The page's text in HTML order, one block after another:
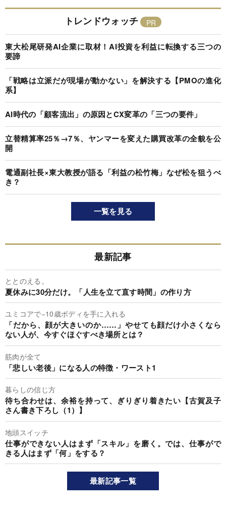
トレンドウォッチ
東大松尾研発AI企業に取材！AI投資を利益に転換する三つの
要諦
「戦略は立派だが現場が動かない」を解決する【PMOの進化
系】
AI時代の「顧客流出」の原因とCX変革の「三つの要件」
立替精算率25％→7％、ヤンマーを変えた購買改革の全貌を公
開
電通副社長×東大教授が語る「利益の松竹梅」なぜ松を狙うべ
き？
一覧を見る
最新記事
ととのえる。
夏休みに30分だけ。「人生を立て直す時間」の作り方
ユミコアで−10歳ボディを手に入れる
「だから、顔が大きいのか……」やせても顔だけ小さくなら
ない人が、今すぐほぐすべき場所とは？
筋肉が全て
「悲しい老後」になる人の特徴・ワースト1
暮らしの信じ方
待ち合わせは、余裕を持って、ぎりぎり着きたい【古賀及子
さん書き下ろし（1）】
地頭スイッチ
仕事ができない人はまず「スキル」を磨く。では、仕事がで
きる人はまず「何」をする？
最新記事一覧